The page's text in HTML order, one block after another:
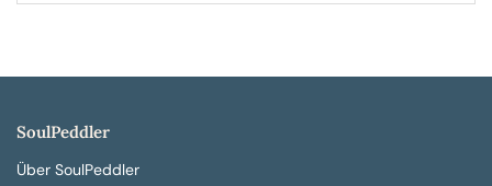
SoulPeddler
Über SoulPeddler